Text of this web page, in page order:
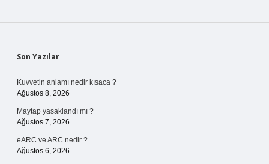
Sidebar
Son Yazılar
Kuvvetin anlamı nedir kısaca ?
Ağustos 8, 2026
Maytap yasaklandı mı ?
Ağustos 7, 2026
eARC ve ARC nedir ?
Ağustos 6, 2026